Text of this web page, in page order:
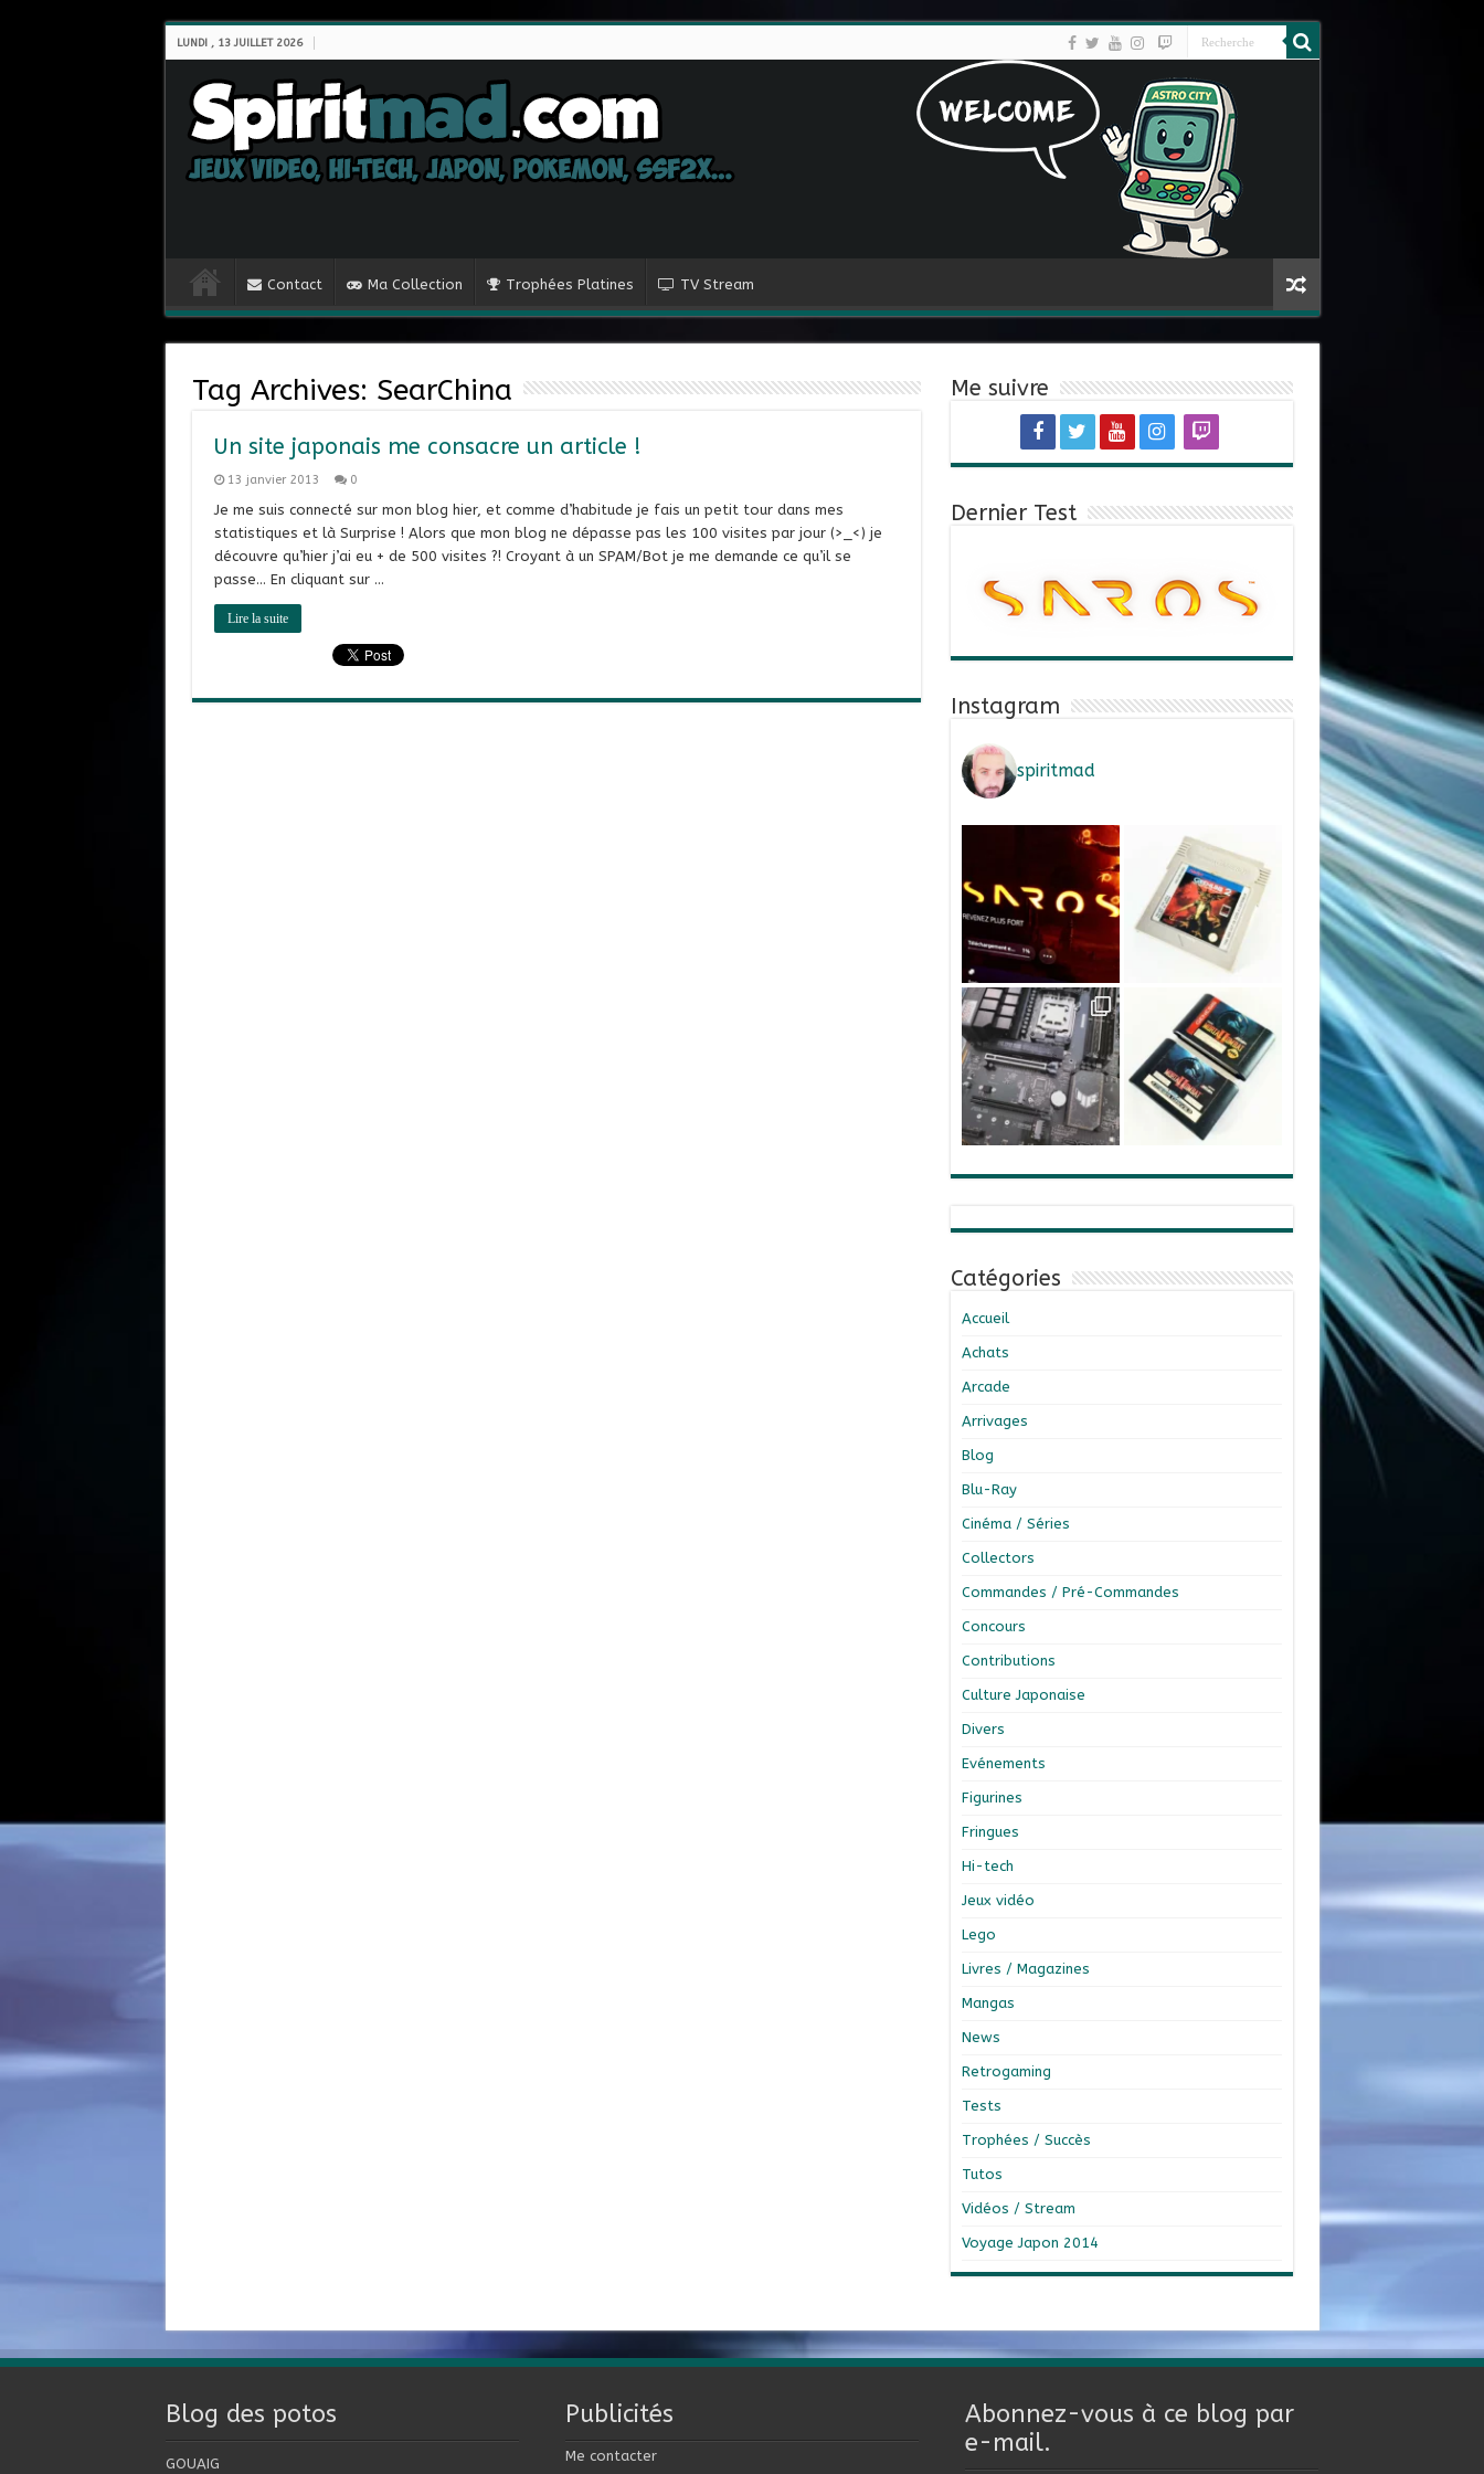
LUNDI , 13 JUILLET 2026
Contact Ma Collection Trophées Platines TV Stream
Tag Archives: SearChina
Un site japonais me consacre un article !
13 janvier 2013 0
Je me suis connecté sur mon blog hier, et comme d’habitude je fais un petit tour dans mes
statistiques et là Surprise ! Alors que mon blog ne dépasse pas les 100 visites par jour (>_<) je
découvre qu’hier j’ai eu + de 500 visites ?! Croyant à un SPAM/Bot je me demande ce qu’il se
passe… En cliquant sur …
Lire la suite
Me suivre
Dernier Test
Instagram
spiritmad
Catégories
Accueil
Achats
Arcade
Arrivages
Blog
Blu-Ray
Cinéma / Séries
Collectors
Commandes / Pré-Commandes
Concours
Contributions
Culture Japonaise
Divers
Evénements
Figurines
Fringues
Hi-tech
Jeux vidéo
Lego
Livres / Magazines
Mangas
News
Retrogaming
Tests
Trophées / Succès
Tutos
Vidéos / Stream
Voyage Japon 2014
Blog des potos
GOUAIG
Publicités
Me contacter
Abonnez-vous à ce blog par
e-mail.